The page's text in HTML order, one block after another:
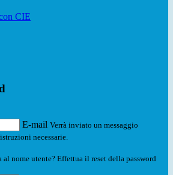
CIE
E-mail Verrà inviato un messaggio
necessarie.
al nome utente? Effettua il reset della password